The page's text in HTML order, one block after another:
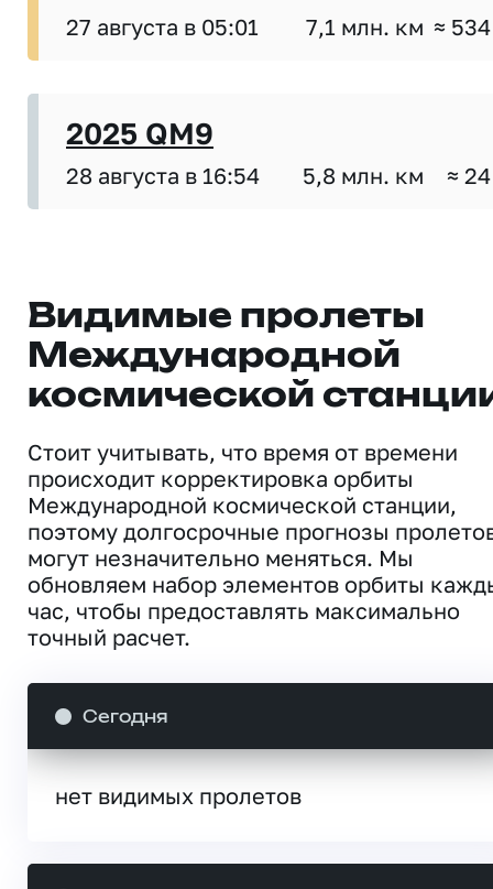
27 августа в 05:01 7,1 млн. км ≈
2025 QM9
28 августа в 16:54 5,8 млн. км ≈
Видимые пролеты
Международной
космической
Стоит учитывать, что время от времени
происходит корректировка орбиты
Международной космической станции,
поэтому долгосрочные прогнозы
могут незначительно меняться. Мы
обновляем набор элементов орбиты
час, чтобы предоставлять максимально
точный расчет.
Сегодня
нет видимых пролетов